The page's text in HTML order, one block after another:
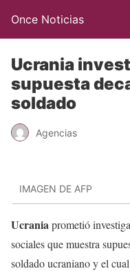
Once Noticias
Ucrania
supuesta
soldado
Agencias
IMAGEN DE AFP
Ucraniaprometió
sociales que muestra
soldado ucraniano y el